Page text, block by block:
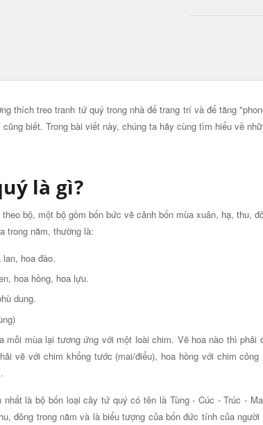
thích treo tranh tứ quý trong nhà để trang trí và để tăng
biết. Trong bài viết này, chúng ta hãy cùng tìm hiểu về
là gì?
bộ, một bộ gồm bốn bức vẽ cảnh bốn mùa xuân, hạ, thu,
trong năm, thường là:
lan, hoa đào.
hoa hồng, hoa lựu.
dung.
mỗi mùa lại tương ứng với một loài chim. Vẽ hoa nào thì
vẽ với chim khổng tước (mai/điểu), hoa hồng với chim
nhất là bộ bốn loại cây tứ quý có tên là Tùng - Cúc - Trúc -
đông trong năm và là biểu tượng của bốn đức tính của